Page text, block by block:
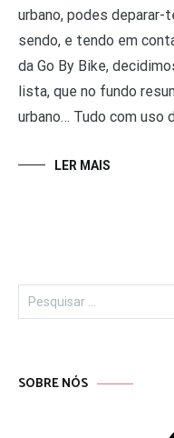
urbano, podes
sendo, e tendo em
da Go By Bike,
lista, que no fundo
urbano… Tudo com uso
LER MAIS
Pesquisar
por:
SOBRE NÓS